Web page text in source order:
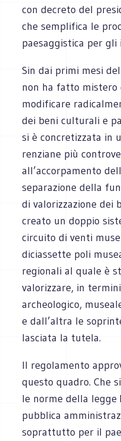
con decreto del
che semplifica le
paesaggistica per
Sin dai primi mesi
non ha fatto mistero
modificare
dei beni culturali e
si è concretizzata in
renziane più
all’accorpamento
separazione della
di valorizzazione dei
creato un doppio
circuito di venti
diciassette poli
regionali al quale è
valorizzare, in
archeologico,
e dall’altra le
lasciata la tutela.
Il regolamento
questo quadro. Che
le norme della legge
pubblica
soprattutto per il